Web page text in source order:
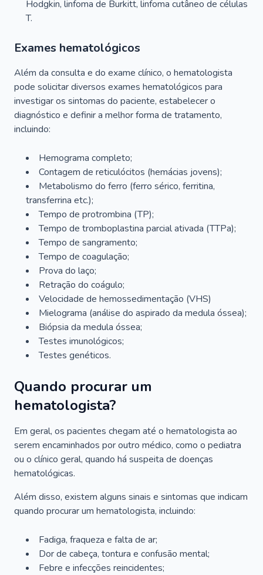
Hodgkin, linfoma de Burkitt, linfoma cutâneo de células
T.
Exames hematológicos
Além da consulta e do exame clínico, o hematologista
pode solicitar diversos exames hematológicos para
investigar os sintomas do paciente, estabelecer o
diagnóstico e definir a melhor forma de tratamento,
incluindo:
Hemograma completo;
Contagem de reticulócitos (hemácias jovens);
Metabolismo do ferro (ferro sérico, ferritina,
transferrina etc.);
Tempo de protrombina (TP);
Tempo de tromboplastina parcial ativada (TTPa);
Tempo de sangramento;
Tempo de coagulação;
Prova do laço;
Retração do coágulo;
Velocidade de hemossedimentação (VHS)
Mielograma (análise do aspirado da medula óssea);
Biópsia da medula óssea;
Testes imunológicos;
Testes genéticos.
Quando procurar um
hematologista?
Em geral, os pacientes chegam até o hematologista ao
serem encaminhados por outro médico, como o pediatra
ou o clínico geral, quando há suspeita de doenças
hematológicas.
Além disso, existem alguns sinais e sintomas que indicam
quando procurar um hematologista, incluindo:
Fadiga, fraqueza e falta de ar;
Dor de cabeça, tontura e confusão mental;
Febre e infecções reincidentes;